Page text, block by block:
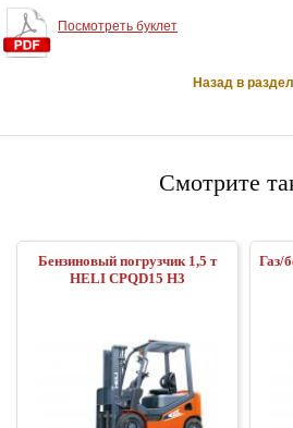
Посмотреть буклет
Назад в раздел
Смотрите
Бензиновый погрузчик 1,5 т
HELI CPQD15 H3
Газ/